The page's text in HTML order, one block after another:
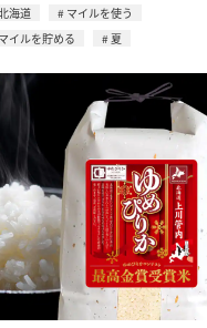
海道
マイルを使う
マイルを貯める
夏